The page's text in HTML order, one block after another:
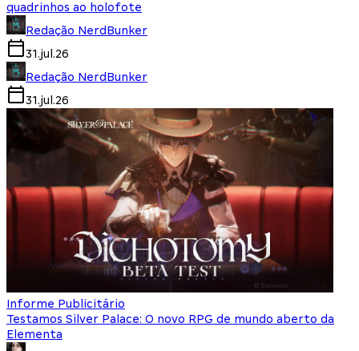
quadrinhos ao holofote
Redação NerdBunker
31.jul.26
Redação NerdBunker
31.jul.26
Informe Publicitário
Testamos Silver Palace: O novo RPG de mundo aberto da
Elementa